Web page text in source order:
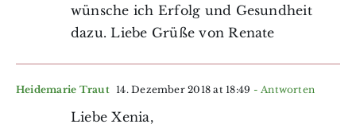
wünsche ich Erfolg und Gesundheit
dazu. Liebe Grüße von Renate
Heidemarie Traut 14. Dezember 2018 at 18:49 - Antworten
Liebe Xenia,